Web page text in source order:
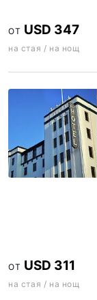
ОТ USD 347
на стая / на нощ
ОТ USD 311
на стая / на нощ